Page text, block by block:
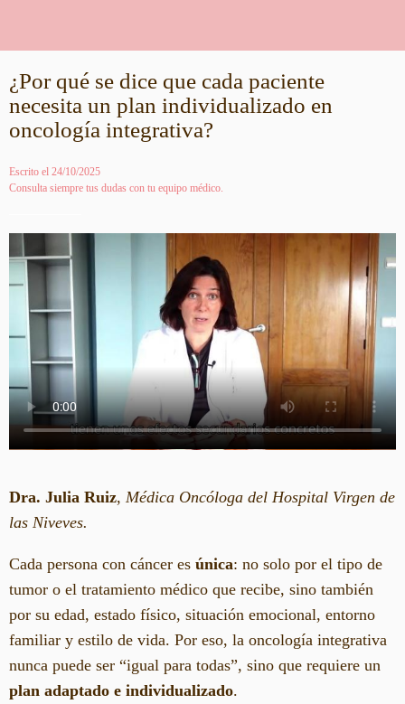
¿Por qué se dice que cada paciente
necesita un plan individualizado en
oncología integrativa?
Escrito el 24/10/2025
Consulta siempre tus dudas con tu equipo médico.
Dra. Julia Ruiz, Médica Oncóloga del Hospital Virgen de
las Niveves.
Cada persona con cáncer es única: no solo por el tipo de
tumor o el tratamiento médico que recibe, sino también
por su edad, estado físico, situación emocional, entorno
familiar y estilo de vida. Por eso, la oncología integrativa
nunca puede ser “igual para todas”, sino que requiere un
plan adaptado e individualizado.